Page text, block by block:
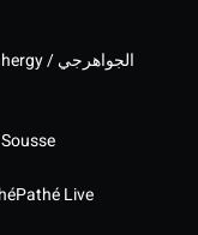
El Gawahergy / الجواهرجي
Pathé Live